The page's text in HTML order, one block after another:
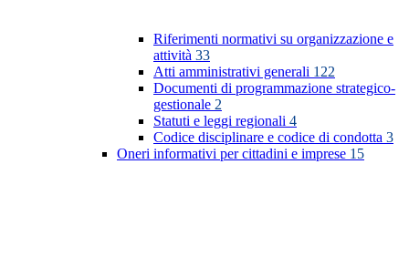
Riferimenti normativi su organizzazione e
attività 33
Atti amministrativi generali 122
Documenti di programmazione strategico-
gestionale 2
Statuti e leggi regionali 4
Codice disciplinare e codice di condotta 3
Oneri informativi per cittadini e imprese 15